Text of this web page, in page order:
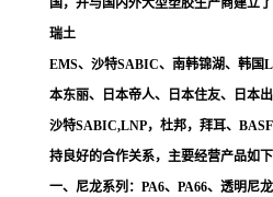
国，并与国内外大型塑胶生产商建立
瑞土
EMS、沙特SABIC、南韩锦湖、韩国
本东丽、日本帝人、日本住友、日本
沙特SABIC,LNP，杜邦，拜耳、
持良好的合作关系，主要经营产品如下
一、尼龙系列：PA6、PA66、透明尼